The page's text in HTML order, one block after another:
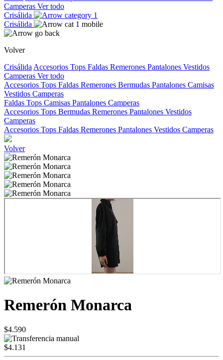
Camperas Ver todo
Crisálida
Crisálida
Volver
Crisálida Accesorios Tops Faldas Remerones Pantalones Vestidos
Camperas Ver todo
Accesorios Tops Faldas Remerones Bermudas Pantalones Camisas
Vestidos Camperas
Faldas Tops Camisas Pantalones Camperas
Accesorios Tops Bermudas Remerones Pantalones Vestidos
Camperas
Accesorios Tops Faldas Remerones Pantalones Vestidos Camperas
Volver
Remerón Monarca
$4.590
$4.131